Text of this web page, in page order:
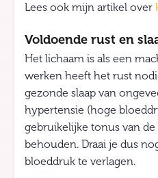
Lees ook mijn artikel over
Voldoende rust en
Het lichaam is als een
werken heeft het rust
gezonde slaap van
hypertensie (hoge
gebruikelijke tonus van
behouden. Draai je dus
bloeddruk te verlagen.